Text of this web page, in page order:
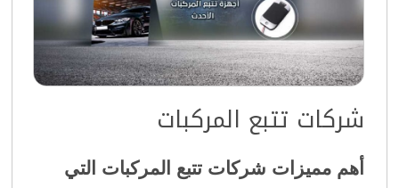
شركات تتبع المركبات
أهم مميزات شركات تتبع المركبات التي